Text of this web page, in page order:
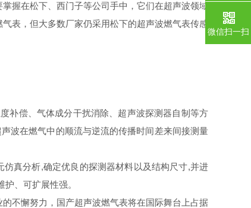
握在松下、西门子等公司手中，它们在超声波领域
表，但大多数厂家仍采用松下的超声波燃气表传感
补偿、气体成分干扰消除、超声波探测器自制等方
波在燃气中的顺流与逆流的传播时间差来间接测量
真分析,确定优良的探测器材料以及结构尺寸,并进
、可扩展性强。
不懈努力，国产超声波燃气表将在国际舞台上占据
微信扫一扫